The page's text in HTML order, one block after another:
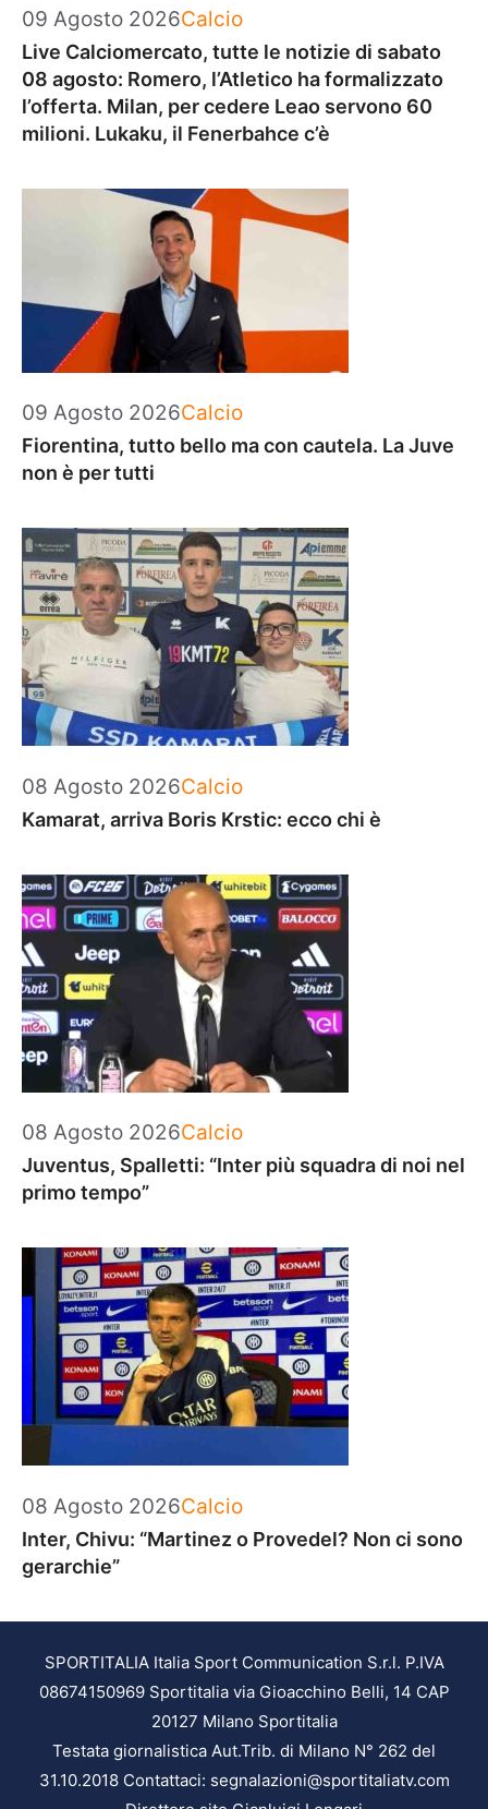
09 Agosto 2026Categorie
Calcio
Live Calciomercato, tutte le notizie di sabato
08 agosto: Romero, l’Atletico ha formalizzato
l’offerta. Milan, per cedere Leao servono 60
milioni. Lukaku, il Fenerbahce c’è
09 Agosto 2026Categorie
Calcio
Fiorentina, tutto bello ma con cautela. La Juve
non è per tutti
08 Agosto 2026Categorie
Calcio
Kamarat, arriva Boris Krstic: ecco chi è
08 Agosto 2026Categorie
Calcio
Juventus, Spalletti: “Inter più squadra di noi nel
primo tempo”
08 Agosto 2026Categorie
Calcio
Inter, Chivu: “Martinez o Provedel? Non ci sono
gerarchie”
SPORTITALIA Italia Sport Communication S.r.l. P.IVA
08674150969 Sportitalia via Gioacchino Belli, 14 CAP
20127 Milano Sportitalia
Testata giornalistica Aut.Trib. di Milano N° 262 del
31.10.2018 Contattaci: segnalazioni@sportitaliatv.com